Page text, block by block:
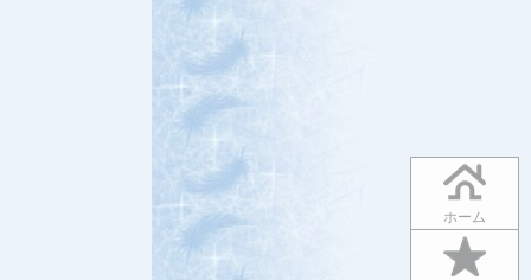
ホーム